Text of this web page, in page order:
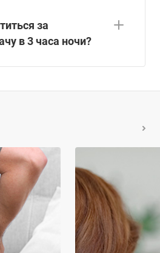
за
в 3 часа ночи?